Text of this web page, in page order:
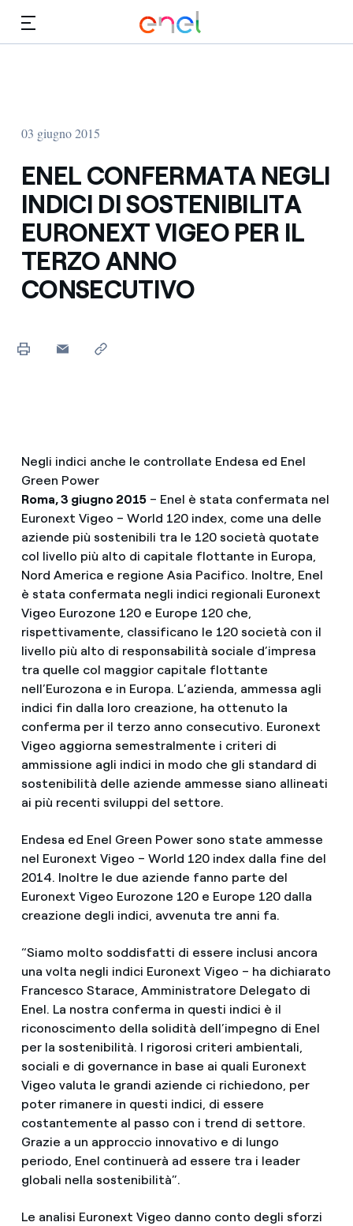
03 giugno 2015
ENEL CONFERMATA NEGLI
INDICI DI SOSTENIBILITA
EURONEXT VIGEO PER IL
TERZO ANNO
CONSECUTIVO
Negli indici anche le controllate Endesa ed Enel
Green Power
Roma, 3 giugno 2015 – Enel è stata confermata nel
Euronext Vigeo – World 120 index, come una delle
aziende più sostenibili tra le 120 società quotate
col livello più alto di capitale flottante in Europa,
Nord America e regione Asia Pacifico. Inoltre, Enel
è stata confermata negli indici regionali Euronext
Vigeo Eurozone 120 e Europe 120 che,
rispettivamente, classificano le 120 società con il
livello più alto di responsabilità sociale d’impresa
tra quelle col maggior capitale flottante
nell’Eurozona e in Europa. L’azienda, ammessa agli
indici fin dalla loro creazione, ha ottenuto la
conferma per il terzo anno consecutivo. Euronext
Vigeo aggiorna semestralmente i criteri di
ammissione agli indici in modo che gli standard di
sostenibilità delle aziende ammesse siano allineati
ai più recenti sviluppi del settore.
Endesa ed Enel Green Power sono state ammesse
nel Euronext Vigeo – World 120 index dalla fine del
2014. Inoltre le due aziende fanno parte del
Euronext Vigeo Eurozone 120 e Europe 120 dalla
creazione degli indici, avvenuta tre anni fa.
“Siamo molto soddisfatti di essere inclusi ancora
una volta negli indici Euronext Vigeo – ha dichiarato
Francesco Starace, Amministratore Delegato di
Enel. La nostra conferma in questi indici è il
riconoscimento della solidità dell’impegno di Enel
per la sostenibilità. I rigorosi criteri ambientali,
sociali e di governance in base ai quali Euronext
Vigeo valuta le grandi aziende ci richiedono, per
poter rimanere in questi indici, di essere
costantemente al passo con i trend di settore.
Grazie a un approccio innovativo e di lungo
periodo, Enel continuerà ad essere tra i leader
globali nella sostenibilità”.
Le analisi Euronext Vigeo danno conto degli sforzi